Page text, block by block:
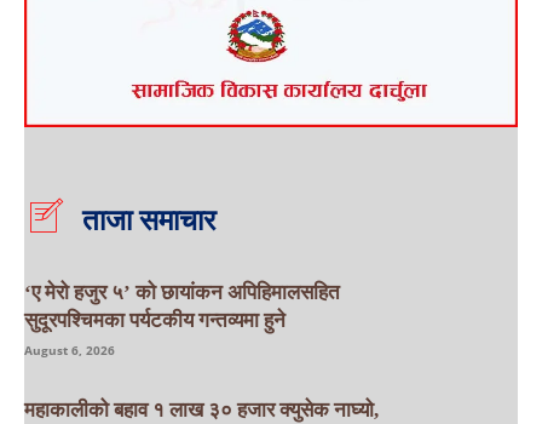
ताजा समाचार
‘ए मेरो हजुर ५’ को छायांकन अपिहिमालसहित
सुदूरपश्चिमका पर्यटकीय गन्तव्यमा हुने
August 6, 2026
महाकालीको बहाव १ लाख ३० हजार क्युसेक नाघ्यो,